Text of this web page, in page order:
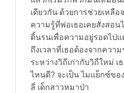
เดียวกัน ด้วยการช่วยเหลื
ความรู้ที่พ่อเธอเคยสั่งสอน
ดิ้นรนเพื่อความอยู่รอดไป
ถึงเวลาที่เธอต้องจากควา
ระหว่างวิถีเก่ากับวิถีใหม่ เ
ไหนดี? จะเป็น ไมแย็กซ์ขอ
ลี่ เด็กสาวหมาป่า